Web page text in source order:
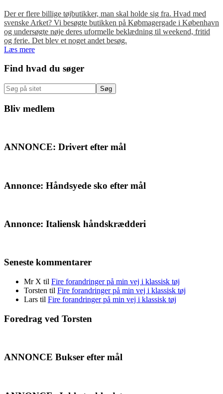
Der er flere billige tøjbutikker, man skal holde sig fra. Hvad med
svenske Arket? Vi besøgte butikken på Købmagergade i København
og undersøgte nøje deres uformelle beklædning til weekend, fritid
og ferie. Det blev et noget andet besøg.
Læs mere
Primær
Sidebar
Find hvad du søger
Søg
på
sitet
Bliv medlem
ANNONCE: Drivert efter mål
Annonce: Håndsyede sko efter mål
Annonce: Italiensk håndskrædderi
Seneste kommentarer
Mr X til Fire forandringer på min vej i klassisk tøj
Torsten til Fire forandringer på min vej i klassisk tøj
Lars til Fire forandringer på min vej i klassisk tøj
Foredrag ved Torsten
ANNONCE Bukser efter mål